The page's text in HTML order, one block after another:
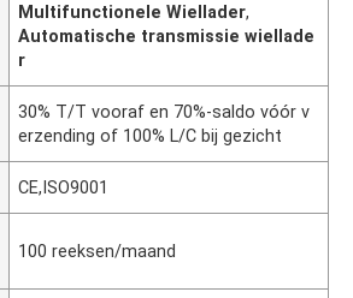
Multifunctionele Wiellader,
Automatische transmissie wiellade
r
30% T/T vooraf en 70%-saldo vóór v
erzending of 100% L/C bij gezicht
CE,ISO9001
100 reeksen/maand